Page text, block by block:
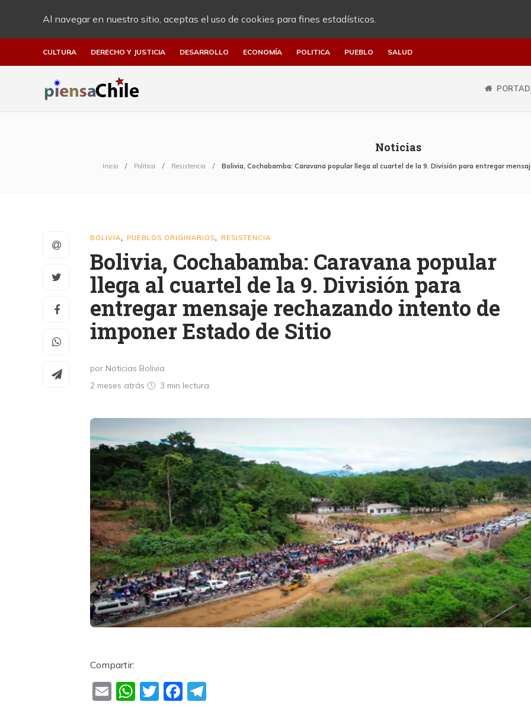
Al navegar en nuestro sitio, aceptas el uso de cookies para fines estadísticos.
CULTURA DERECHO Y JUSTICIA DESARROLLO ECONOMÍA POLITICA PUEBLO SALUD
Noticias
Inicio Politica Resistencia Bolivia, Cochabamba: Caravana popular llega al cuartel de la 9. División para entregar
BOLIVIA PUEBLOS ORIGINARIOS RESISTENCIA
Bolivia, Cochabamba: Caravana popular
llega al cuartel de la 9. División para
entregar mensaje rechazando intento de
imponer Estado de Sitio
por Noticias Bolivia
2 meses atrás
3 min lectura
Compartir:
EmailWhatsApp
TwitterFacebook